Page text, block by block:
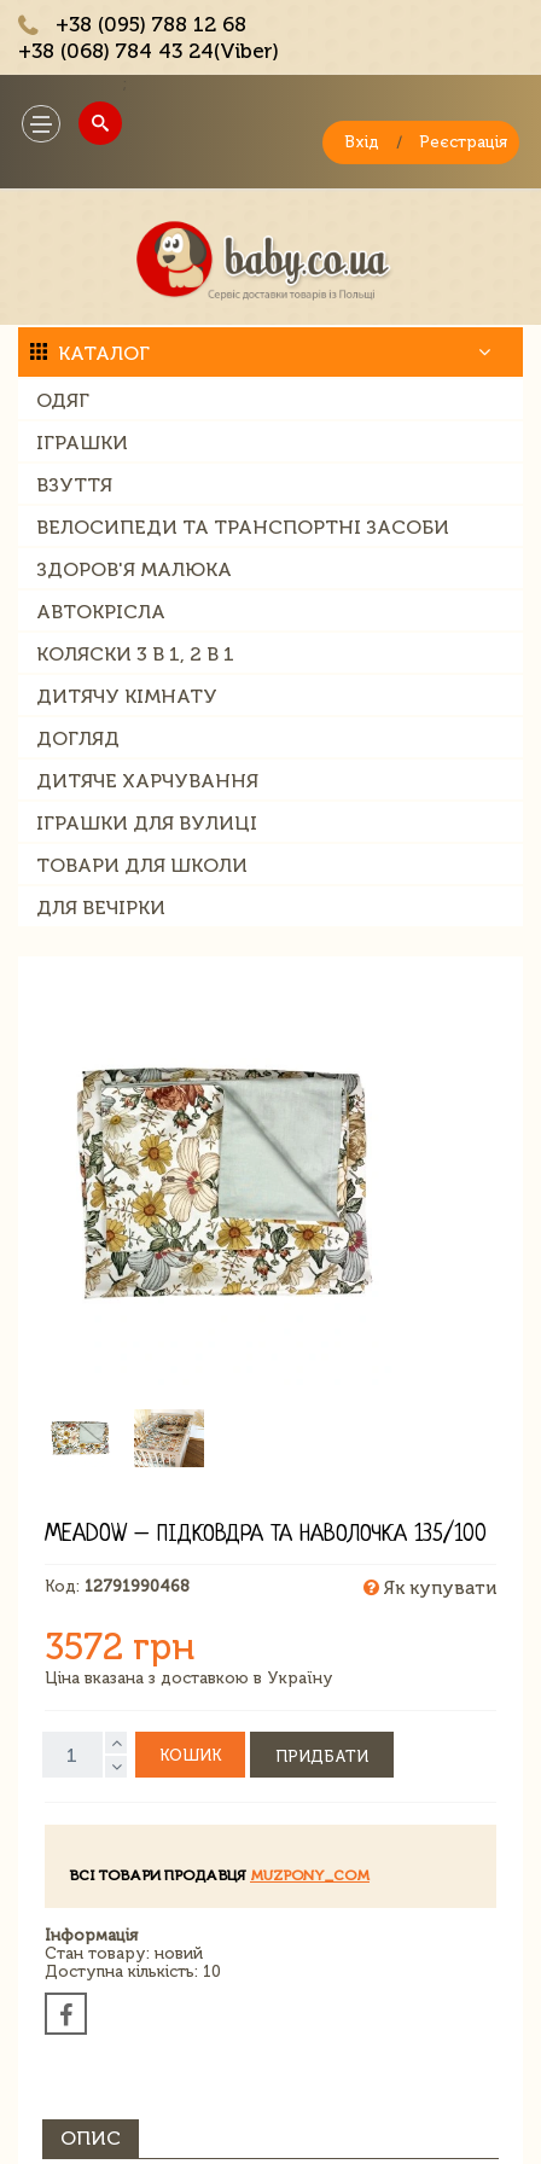
+38 (095) 788 12 68
+38 (068) 784 43 24(Viber)
Toggle
navigation
Вхід / Реєстрація
КАТАЛОГ
ОДЯГ
ІГРАШКИ
ВЗУТТЯ
ВЕЛОСИПЕДИ ТА ТРАНСПОРТНІ ЗАСОБИ
ЗДОРОВ'Я МАЛЮКА
АВТОКРІСЛА
КОЛЯСКИ 3 В 1, 2 В 1
ДИТЯЧУ КІМНАТУ
ДОГЛЯД
ДИТЯЧЕ ХАРЧУВАННЯ
ІГРАШКИ ДЛЯ ВУЛИЦІ
ТОВАРИ ДЛЯ ШКОЛИ
ДЛЯ ВЕЧІРКИ
MEADOW – ПІДКОВДРА ТА НАВОЛОЧКА 135/100
Код: 12791990468 Як купувати
3572 грн
Ціна вказана з доставкою в Україну
КОШИК ПРИДБАТИ
ВСІ ТОВАРИ ПРОДАВЦЯ MUZPONY_COM
Інформація
Стан товару: новий
Доступна кількість: 10
ОПИС